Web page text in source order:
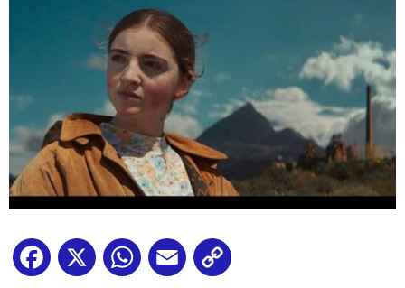
Facebook
X WhatsApp
Email